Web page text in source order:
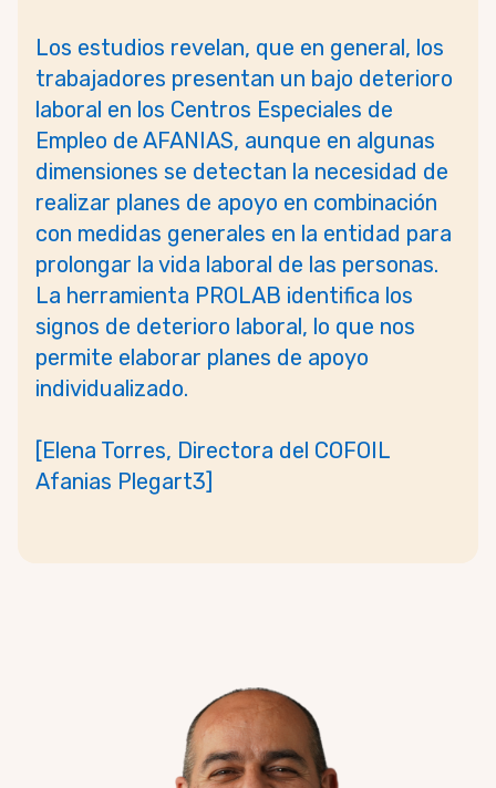
Los estudios revelan, que en general, los
trabajadores presentan un bajo deterioro
laboral en los Centros Especiales de
Empleo de AFANIAS, aunque en algunas
dimensiones se detectan la necesidad de
realizar planes de apoyo en combinación
con medidas generales en la entidad para
prolongar la vida laboral de las personas.
La herramienta PROLAB identifica los
signos de deterioro laboral, lo que nos
permite elaborar planes de apoyo
individualizado.
[Elena Torres, Directora del COFOIL
Afanias Plegart3]